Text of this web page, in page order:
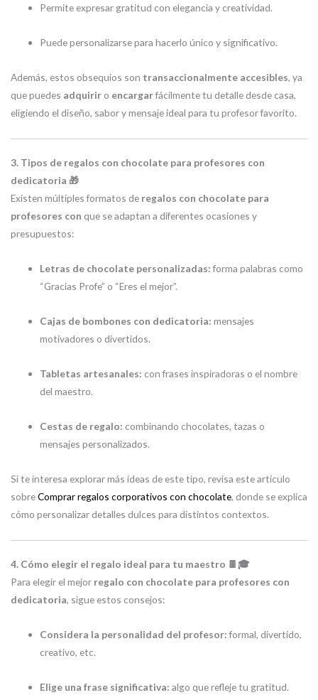
Permite expresar gratitud con elegancia y creatividad.
Puede personalizarse para hacerlo único y significativo.
Además, estos obsequios son transaccionalmente accesibles, ya
que puedes adquirir o encargarfácilmente tu detalle desde casa,
eligiendo el diseño, sabor y mensaje ideal para tu profesor favorito.
3. Tipos de regalos con chocolate para profesores con
dedicatoria 🎁
Existen múltiples formatos de regalos con chocolate para
profesores con que se adaptan a diferentes ocasiones y
presupuestos:
Letras de chocolate personalizadas:forma palabras como
“Gracias Profe” o “Eres el mejor”.
Cajas de bombones con dedicatoria: mensajes
motivadores o divertidos.
Tabletas artesanales: con frases inspiradoras o el nombre
del maestro.
Cestas de regalo: combinando chocolates, tazas o
mensajes personalizados.
Si te interesa explorar más ideas de este tipo, revisa este artículo
sobreComprar regalos corporativos con chocolate, donde se explica
cómo personalizar detalles dulces para distintos contextos.
4. Cómo elegir el regalo ideal para tu maestro 🍫🎓
Para elegir el mejor regalo con chocolate para profesores con
dedicatoria, sigue estos consejos:
Considera la personalidad del profesor:formal, divertido,
creativo, etc.
Elige una frase significativa: algo que refleje tu gratitud.